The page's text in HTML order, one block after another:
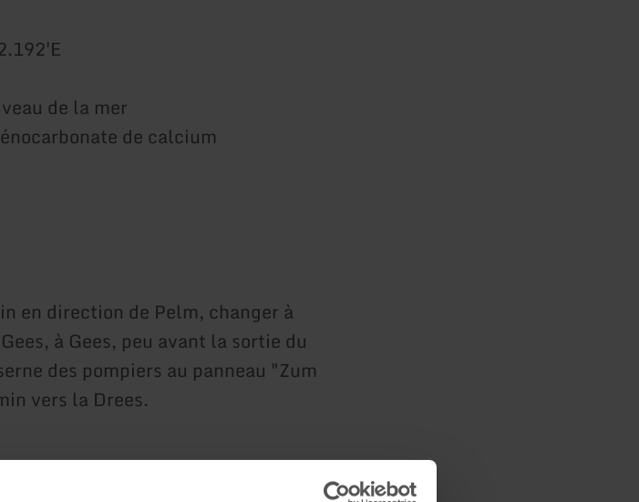
de la mer
de calcium
en direction de Pelm, changer à
à Gees, peu avant la sortie du
des pompiers au panneau "Zum
vers la Drees.